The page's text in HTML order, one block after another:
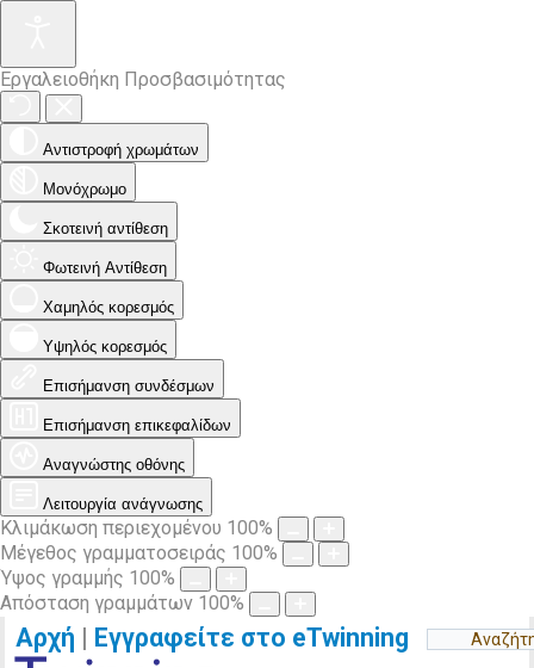
Εργαλειοθήκη Προσβασιμότητας
Αντιστροφή χρωμάτων
Μονόχρωμο
Σκοτεινή αντίθεση
Φωτεινή Αντίθεση
Χαμηλός κορεσμός
Υψηλός κορεσμός
Επισήμανση συνδέσμων
Επισήμανση επικεφαλίδων
Αναγνώστης οθόνης
Λειτουργία ανάγνωσης
Κλιμάκωση περιεχομένου 100%
Μέγεθος γραμματοσειράς 100%
Ύψος γραμμής 100%
Απόσταση γραμμάτων 100%
Αρχή | Εγγραφείτε στο eTwinning